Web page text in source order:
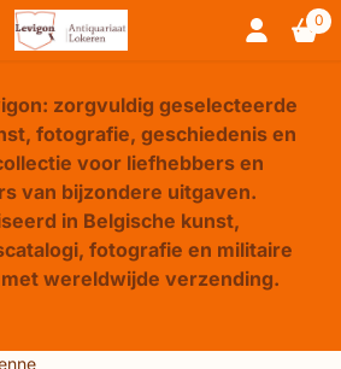
beschikbaar. Kies instellingen of 0
zorgvuldig geselecteerde
fotografie, geschiedenis en
voor liefhebbers en
van bijzondere uitgaven.
in Belgische kunst,
fotografie en militaire
wereldwijde verzending.